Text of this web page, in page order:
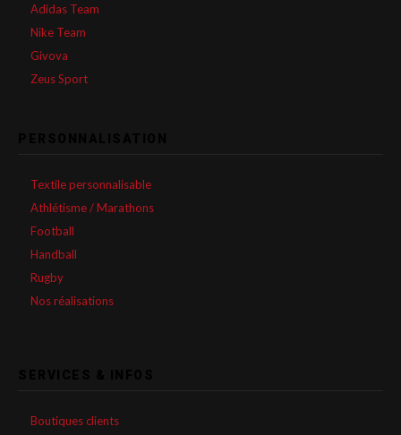
Adidas Team
Nike Team
Givova
Zeus Sport
Textile personnalisable
Athlétisme / Marathons
Football
Handball
Rugby
Nos réalisations
Boutiques clients